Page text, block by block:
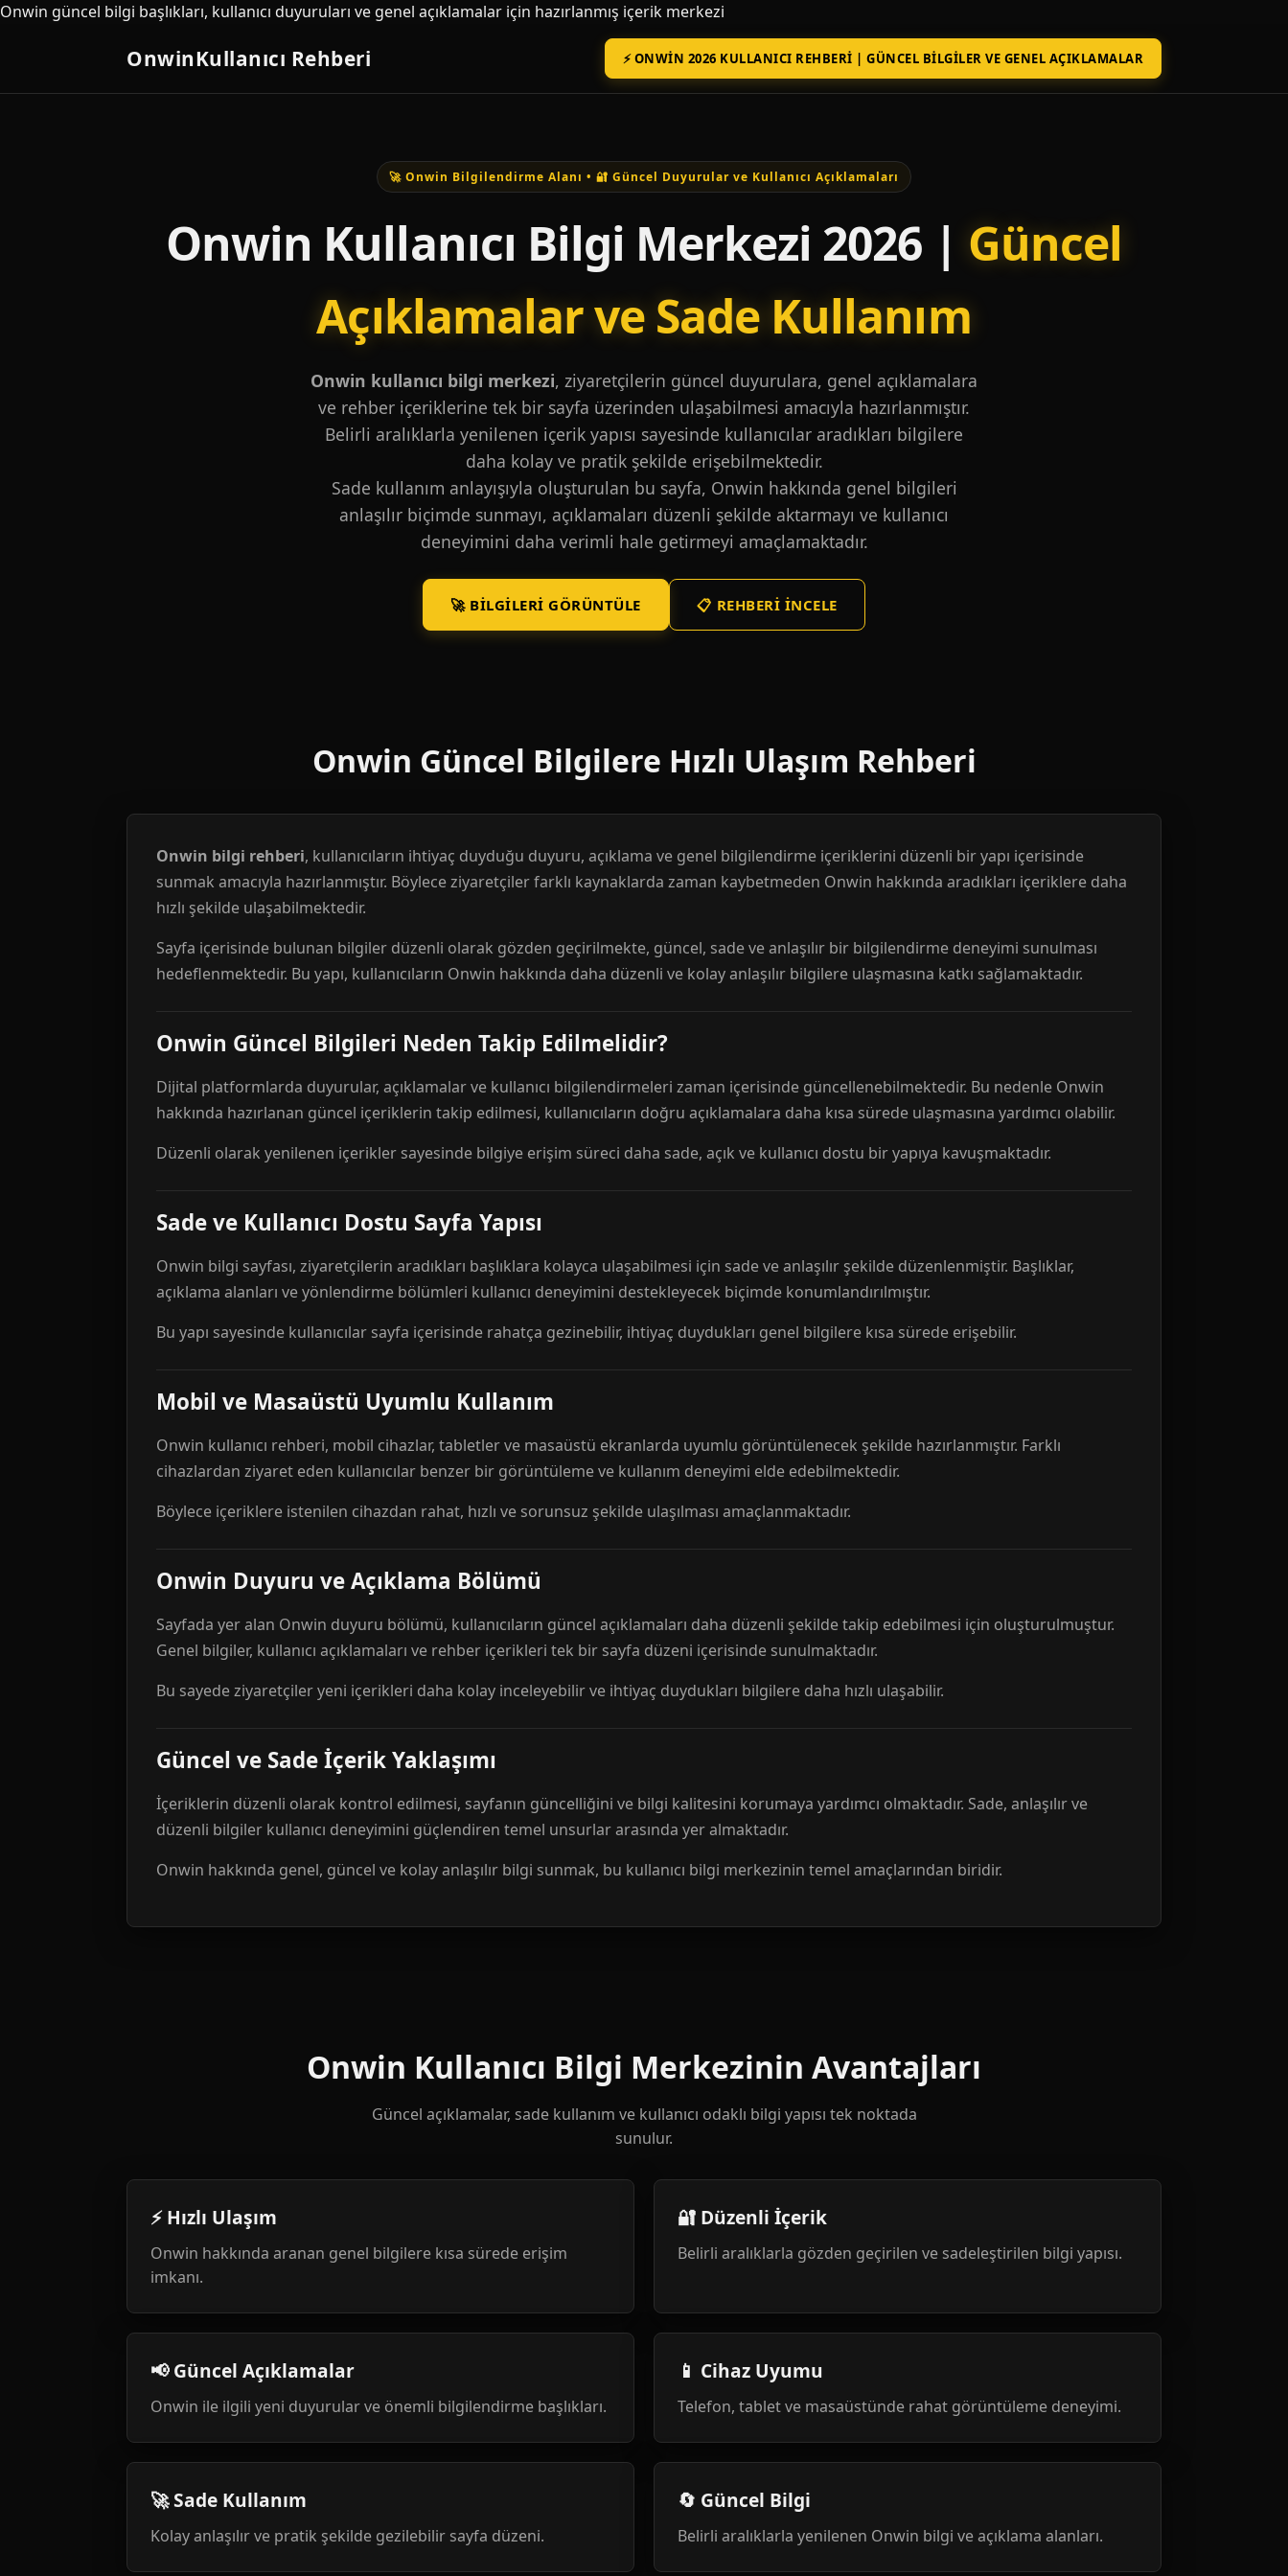
Onwin güncel bilgi başlıkları, kullanıcı duyuruları ve genel açıklamalar için hazırlanmış içerik merkezi
OnwinKullanıcı Rehberi ⚡ ONWIN 2026 KULLANICI REHBERI | GÜNCEL BILGILER VE GENEL AÇIKLAMALAR
🚀 Onwin Bilgilendirme Alanı • 🔐 Güncel Duyurular ve Kullanıcı Açıklamaları
Onwin Kullanıcı Bilgi Merkezi 2026 | Güncel
Açıklamalar ve Sade Kullanım
Onwin kullanıcı bilgi merkezi, ziyaretçilerin güncel duyurulara, genel açıklamalara
ve rehber içeriklerine tek bir sayfa üzerinden ulaşabilmesi amacıyla hazırlanmıştır.
Belirli aralıklarla yenilenen içerik yapısı sayesinde kullanıcılar aradıkları bilgilere
daha kolay ve pratik şekilde erişebilmektedir.
Sade kullanım anlayışıyla oluşturulan bu sayfa, Onwin hakkında genel bilgileri
anlaşılır biçimde sunmayı, açıklamaları düzenli şekilde aktarmayı ve kullanıcı
deneyimini daha verimli hale getirmeyi amaçlamaktadır.
🚀 BILGILERI GÖRÜNTÜLE 📋 REHBERI İNCELE
Onwin Güncel Bilgilere Hızlı Ulaşım Rehberi
Onwin bilgi rehberi, kullanıcıların ihtiyaç duyduğu duyuru, açıklama ve genel bilgilendirme içeriklerini düzenli bir yapı içerisinde
sunmak amacıyla hazırlanmıştır. Böylece ziyaretçiler farklı kaynaklarda zaman kaybetmeden Onwin hakkında aradıkları içeriklere daha
hızlı şekilde ulaşabilmektedir.
Sayfa içerisinde bulunan bilgiler düzenli olarak gözden geçirilmekte, güncel, sade ve anlaşılır bir bilgilendirme deneyimi sunulması
hedeflenmektedir. Bu yapı, kullanıcıların Onwin hakkında daha düzenli ve kolay anlaşılır bilgilere ulaşmasına katkı sağlamaktadır.
Onwin Güncel Bilgileri Neden Takip Edilmelidir?
Dijital platformlarda duyurular, açıklamalar ve kullanıcı bilgilendirmeleri zaman içerisinde güncellenebilmektedir. Bu nedenle Onwin
hakkında hazırlanan güncel içeriklerin takip edilmesi, kullanıcıların doğru açıklamalara daha kısa sürede ulaşmasına yardımcı olabilir.
Düzenli olarak yenilenen içerikler sayesinde bilgiye erişim süreci daha sade, açık ve kullanıcı dostu bir yapıya kavuşmaktadır.
Sade ve Kullanıcı Dostu Sayfa Yapısı
Onwin bilgi sayfası, ziyaretçilerin aradıkları başlıklara kolayca ulaşabilmesi için sade ve anlaşılır şekilde düzenlenmiştir. Başlıklar,
açıklama alanları ve yönlendirme bölümleri kullanıcı deneyimini destekleyecek biçimde konumlandırılmıştır.
Bu yapı sayesinde kullanıcılar sayfa içerisinde rahatça gezinebilir, ihtiyaç duydukları genel bilgilere kısa sürede erişebilir.
Mobil ve Masaüstü Uyumlu Kullanım
Onwin kullanıcı rehberi, mobil cihazlar, tabletler ve masaüstü ekranlarda uyumlu görüntülenecek şekilde hazırlanmıştır. Farklı
cihazlardan ziyaret eden kullanıcılar benzer bir görüntüleme ve kullanım deneyimi elde edebilmektedir.
Böylece içeriklere istenilen cihazdan rahat, hızlı ve sorunsuz şekilde ulaşılması amaçlanmaktadır.
Onwin Duyuru ve Açıklama Bölümü
Sayfada yer alan Onwin duyuru bölümü, kullanıcıların güncel açıklamaları daha düzenli şekilde takip edebilmesi için oluşturulmuştur.
Genel bilgiler, kullanıcı açıklamaları ve rehber içerikleri tek bir sayfa düzeni içerisinde sunulmaktadır.
Bu sayede ziyaretçiler yeni içerikleri daha kolay inceleyebilir ve ihtiyaç duydukları bilgilere daha hızlı ulaşabilir.
Güncel ve Sade İçerik Yaklaşımı
İçeriklerin düzenli olarak kontrol edilmesi, sayfanın güncelliğini ve bilgi kalitesini korumaya yardımcı olmaktadır. Sade, anlaşılır ve
düzenli bilgiler kullanıcı deneyimini güçlendiren temel unsurlar arasında yer almaktadır.
Onwin hakkında genel, güncel ve kolay anlaşılır bilgi sunmak, bu kullanıcı bilgi merkezinin temel amaçlarından biridir.
Onwin Kullanıcı Bilgi Merkezinin Avantajları
Güncel açıklamalar, sade kullanım ve kullanıcı odaklı bilgi yapısı tek noktada
sunulur.
⚡ Hızlı Ulaşım
Onwin hakkında aranan genel bilgilere kısa sürede erişim
imkanı.
🔐 Düzenli İçerik
Belirli aralıklarla gözden geçirilen ve sadeleştirilen bilgi yapısı.
📢 Güncel Açıklamalar
Onwin ile ilgili yeni duyurular ve önemli bilgilendirme başlıkları.
📱 Cihaz Uyumu
Telefon, tablet ve masaüstünde rahat görüntüleme deneyimi.
🚀 Sade Kullanım
Kolay anlaşılır ve pratik şekilde gezilebilir sayfa düzeni.
🔄 Güncel Bilgi
Belirli aralıklarla yenilenen Onwin bilgi ve açıklama alanları.